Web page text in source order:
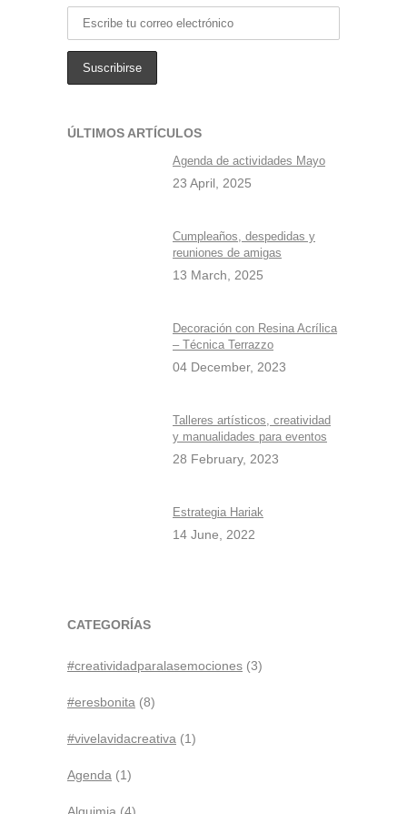
ÚLTIMOS ARTÍCULOS
Agenda de actividades Mayo
23 April, 2025
Cumpleaños, despedidas y
reuniones de amigas
13 March, 2025
Decoración con Resina Acrílica
– Técnica Terrazzo
04 December, 2023
Talleres artísticos, creatividad
y manualidades para eventos
28 February, 2023
Estrategia Hariak
14 June, 2022
CATEGORÍAS
#creatividadparalasemociones (3)
#eresbonita (8)
#vivelavidacreativa (1)
Agenda (1)